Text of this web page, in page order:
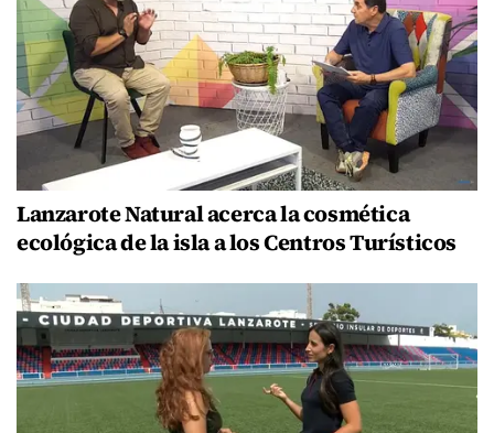
Lanzarote Natural acerca la cosmética
ecológica de la isla a los Centros Turísticos